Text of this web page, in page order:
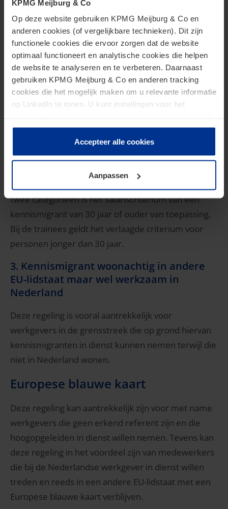
KPMG Meijburg & Co
Op deze website gebruiken KPMG Meijburg & Co en
anderen cookies (of vergelijkbare technieken). Dit zijn
functionele cookies die ervoor zorgen dat de website
optimaal functioneert en analytische cookies die helpen
de website te analyseren en te verbeteren. Daarnaast
gebruiken KPMG Meijburg & Co en anderen tracking
cookies die het mogelijk maken om u relevante informatie
op LinkedIn te tonen. U kunt instellingen voor het
te klikken. Als u op “Accepteer alle cookies” klikt, geeft u
toestemming voor het gebruik van alle cookies. Deze
toestemming kunt u altijd weer intrekken.
Accepteer alle cookies
Aanpassen
1. Kennismigrant kort verblijf
Deze regeling is beperkt tot medewerkers in een
sleutel- of specialistenpositie die werken voor een
‘erkend referent’ en die binnen een periode van zes
maanden maximaal negentig dagen in Nederland
werkzaam zijn en vanwege de korte duur van het
verblijf geen verblijfsvergunning aanvragen.
binnen concernverband
Er zijn speciale categorieën voor sleutelposities,
twee categorieën is het salariscriterium van een
kennismigrant van 30 jaar of ouder van toepassing.
Bij de trainees geldt het verlaagde criterium voor
personen jonger dan 30 jaar.
3. Kennismigrant woonachtig in andere
EU-lidstaat maar wel werkzaam in
Nederland
Deze regeling is vooral aantrekkelijk voor
werkgevers in de grensstreek die op grond hiervan
kennismigranten in dienst kunnen nemen terwijl die
niet in Nederland wonen.
Europese blauwe kaart
Deze regeling kan aantrekkelijk zijn voor met name
werkgevers die geen erkend referent zijn en die
hoogopgeleiden in dienst willen nemen. Tevens kan
deze regeling in het voordeel zijn van medewerkers
die bij de Nederlandse werkgever in dienst willen
treden en reeds in een andere EU-lidstaat met een
Europese blauwe kaart verblijven.